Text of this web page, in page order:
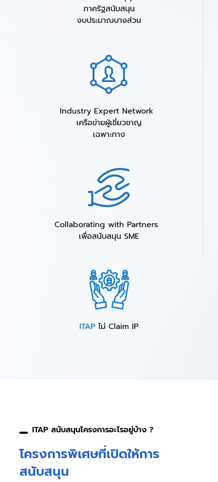
ภาครัฐสนับสนุน
งบประมาณบางส่วน
Industry Expert Network
เครือข่ายผู้เชี่ยวชาญ
เฉพาะทาง
Collaborating with Partners
เพื่อสนับสนุน SME
ITAP ไม่ Claim IP
ITAP สนับสนุนโครงการอะไรอยู่บ้าง ?
โครงการพิเศษที่เปิดให้การ
สนับสนุน